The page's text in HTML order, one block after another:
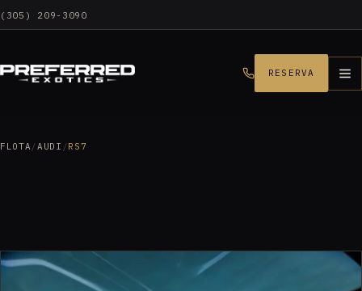
(305) 209-3090
RESERVA
FLOTA /AUDI /RS7